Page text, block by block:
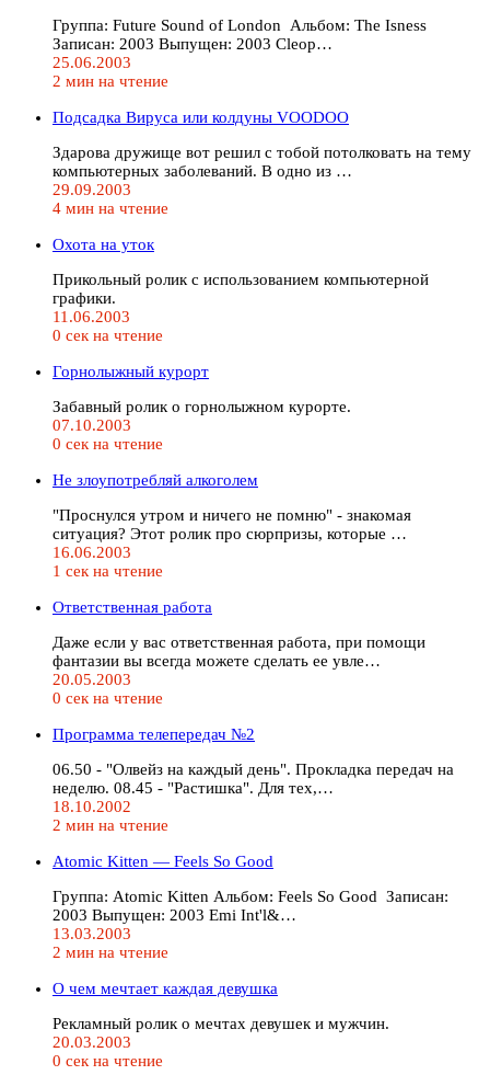
Группа: Future Sound of London Альбом: The Isness
Записан: 2003 Выпущен: 2003 Cleop…
25.06.2003
2 мин на чтение
Подсадка Вируса или колдуны VOODOO
Здарова дружище вот решил с тобой потолковать на тему
компьютерных заболеваний. В одно из …
29.09.2003
4 мин на чтение
Охота на уток
Прикольный ролик с использованием компьютерной
графики.
11.06.2003
0 сек на чтение
Горнолыжный курорт
Забавный ролик о горнолыжном курорте.
07.10.2003
0 сек на чтение
Не злоупотребляй алкоголем
"Проснулся утром и ничего не помню" - знакомая
ситуация? Этот ролик про сюрпризы, которые …
16.06.2003
1 сек на чтение
Ответственная работа
Даже если у вас ответственная работа, при помощи
фантазии вы всегда можете сделать ее увле…
20.05.2003
0 сек на чтение
Программа телепередач №2
06.50 - "Олвейз на каждый день". Пpокладка пеpедач на
неделю. 08.45 - "Растишка". Для тех,…
18.10.2002
2 мин на чтение
Atomic Kitten — Feels So Good
Группа: Atomic Kitten Альбом: Feels So Good Записан:
2003 Выпущен: 2003 Emi Int'l&…
13.03.2003
2 мин на чтение
О чем мечтает каждая девушка
Рекламный ролик о мечтах девушек и мужчин.
20.03.2003
0 сек на чтение